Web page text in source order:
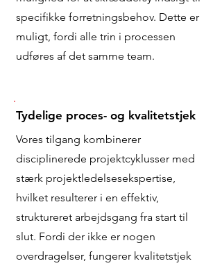
specifikke forretningsbehov. Dette er
muligt, fordi alle trin i processen
udføres af det samme team.
Tydelige proces- og kvalitetstjek
Vores tilgang kombinerer
disciplinerede projektcyklusser med
stærk projektledelsesekspertise,
hvilket resulterer i en effektiv,
struktureret arbejdsgang fra start til
slut. Fordi der ikke er nogen
overdragelser, fungerer kvalitetstjek